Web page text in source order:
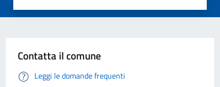
Contatta il comune
Leggi le domande frequenti